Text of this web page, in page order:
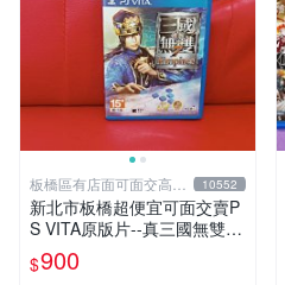
板橋區有店面可面交高價
回收電玩
10552
新北市板橋超便宜可面交賣P
S VITA原版片--真三國無雙7
帝王傳 中文版~~實體店面可
面交
$900